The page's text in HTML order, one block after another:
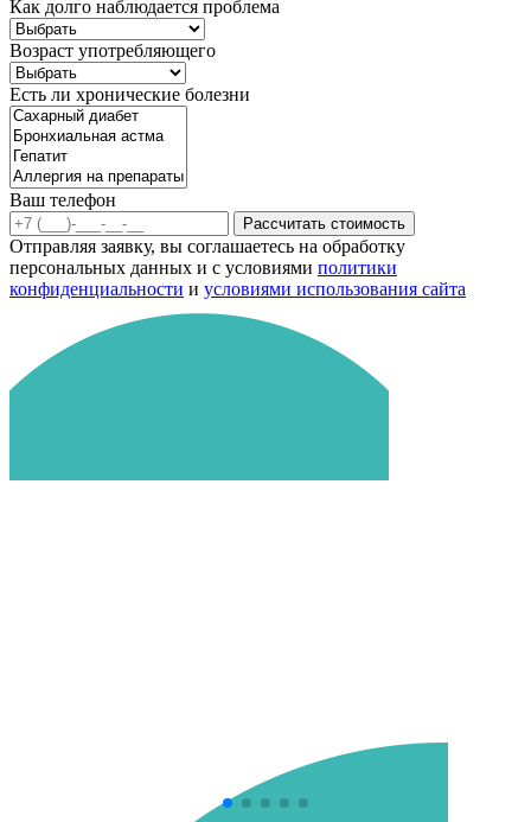
Как долго наблюдается проблема
Возраст употребляющего
Есть ли хронические болезни
Ваш телефон
Рассчитать стоимость
Отправляя заявку, вы соглашаетесь на обработку
персональных данных и с условиями политики
конфиденциальности и условиями использования сайта